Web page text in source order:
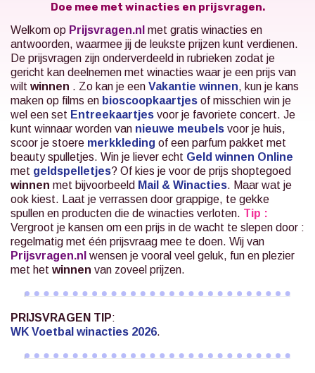
Doe mee met winacties en prijsvragen.
Welkom op Prijsvragen.nl met gratis winacties en
antwoorden, waarmee jij de leukste prijzen kunt verdienen.
De prijsvragen zijn onderverdeeld in rubrieken zodat je
gericht kan deelnemen met winacties waar je een prijs van
wilt winnen . Zo kan je een Vakantie winnen, kun je kans
maken op films en bioscoopkaartjes of misschien win je
wel een set Entreekaartjes voor je favoriete concert. Je
kunt winnaar worden van nieuwe meubels voor je huis,
scoor je stoere merkkleding of een parfum pakket met
beauty spulletjes. Win je liever echt Geld winnen Online
met geldspelletjes? Of kies je voor de prijs shoptegoed
winnen met bijvoorbeeld Mail & Winacties. Maar wat je
ook kiest. Laat je verrassen door grappige, te gekke
spullen en producten die de winacties verloten. Tip :
Vergroot je kansen om een prijs in de wacht te slepen door :
regelmatig met één prijsvraag mee te doen. Wij van
Prijsvragen.nl wensen je vooral veel geluk, fun en plezier
met het winnen van zoveel prijzen.
PRIJSVRAGEN TIP:
WK Voetbal winacties 2026.